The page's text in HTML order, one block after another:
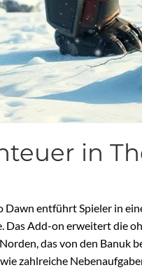
in
entführt Spieler in
Das Add-on erweitert die
das von den Banuk
zahlreiche